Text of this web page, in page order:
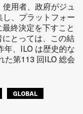
用者、政府がジュ
、プラットフォー
終決定を下すこと
とっては、この結
年、ILO は歴史的な
た第113 回ILO 総会
GLOBAL